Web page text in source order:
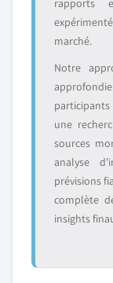
rapports
marché.
Notre
une
sources
analyse
prévisions
complète
insights